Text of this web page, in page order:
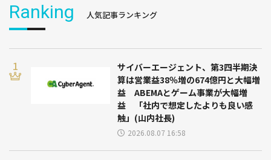
Ranking 人気記事ランキング
サイバーエージェント、第3四半期決
算は営業益38％増の674億円と大幅増
益 ABEMAとゲーム事業が大幅増
益 「社内で想定したよりも良い感
触」(山内社長)
2026.08.07 16:58